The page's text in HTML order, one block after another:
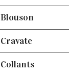
Blouson
Cravate
Collants